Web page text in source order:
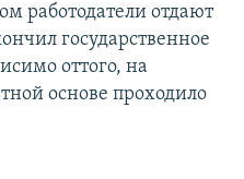
работодатели отдают
государственное
оттого, на
основе проходило